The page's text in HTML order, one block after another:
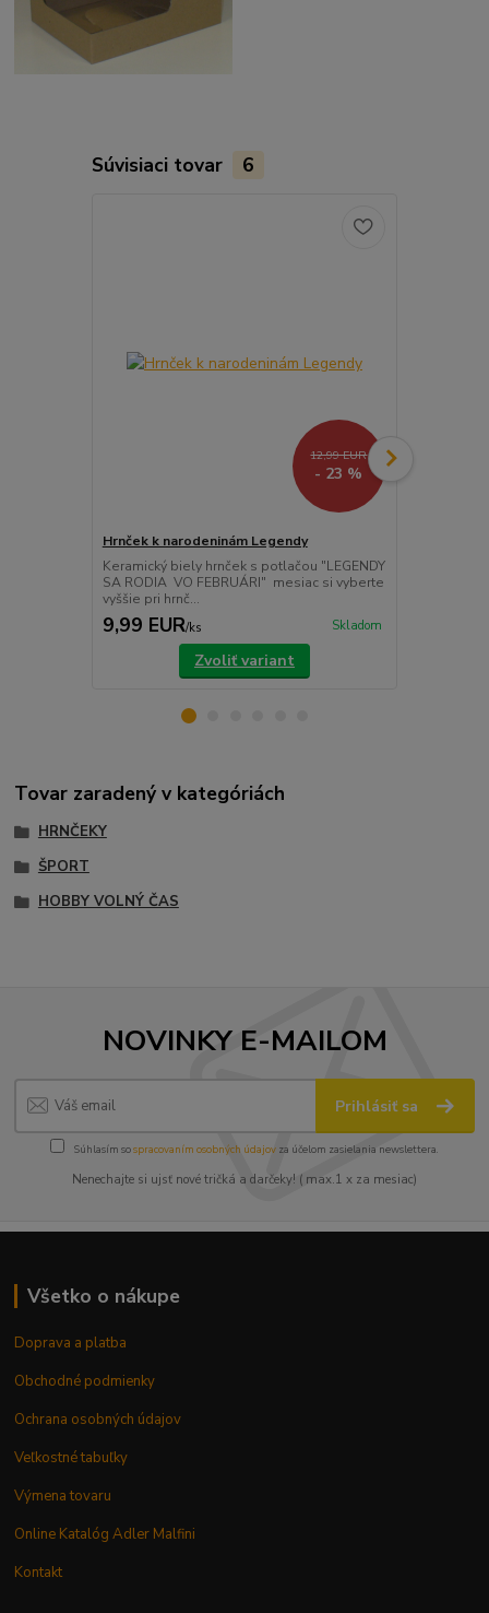
Súvisiaci tovar 6
12,99 EUR
- 23 %
Hrnček k narodeninám Legendy
Keramický biely hrnček s potlačou "LEGENDY
SA RODIA VO FEBRUÁRI" mesiac si vyberte
vyššie pri hrnč...
9,99 EUR/ks Skladom
Zvoliť variant
Tovar zaradený v kategóriách
HRNČEKY
ŠPORT
HOBBY VOLNÝ ČAS
NOVINKY E-MAILOM
Prihlásiť sa
Súhlasím sospracovaním osobných údajov za účelom zasielania newslettera.
Nenechajte si ujsť nové tričká a darčeky! ( max.1 x za mesiac)
Všetko o nákupe
Doprava a platba
Obchodné podmienky
Ochrana osobných údajov
Veľkostné tabuľky
Výmena tovaru
Online Katalóg Adler Malfini
Kontakt